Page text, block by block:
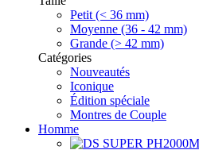
Petit (< 36 mm)
Moyenne (36 - 42 mm)
Grande (> 42 mm)
Catégories
Nouveautés
Iconique
Édition spéciale
Montres de Couple
Homme